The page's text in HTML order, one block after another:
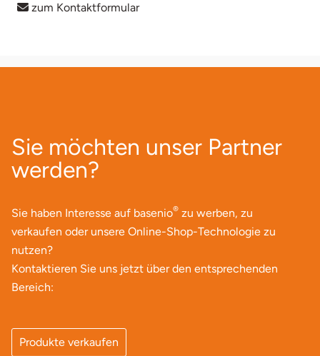
zum Kontaktformular
Sie möchten unser Partner
werden?
Sie haben Interesse auf basenio® zu werben, zu
verkaufen oder unsere Online-Shop-Technologie zu
nutzen?
Kontaktieren Sie uns jetzt über den entsprechenden
Bereich:
Produkte verkaufen